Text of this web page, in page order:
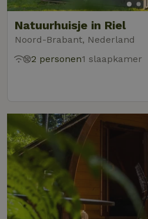
Natuurhuisje in Riel
Noord-Brabant, Nederland
2 personen1 slaapkamer